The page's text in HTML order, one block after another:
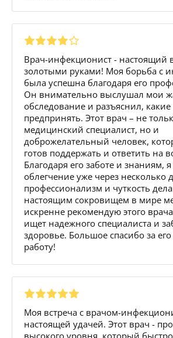
Врач-инфекционист - настоящий
золотыми руками! Моя борьба с
была успешна благодаря его
Он внимательно выслушал мои
обследование и разъяснил,
предпринять. Этот врач – не
медицинский специалист, но и
доброжелательный человек,
готов поддержать и ответить на
Благодаря его заботе и знаниям,
облегчение уже через несколько
профессионализм и чуткость
настоящим сокровищем в мире
искренне рекомендую этого
ищет надежного специалиста и
здоровье. Большое спасибо за
работу!
Моя встреча с врачом-
настоящей удачей. Этот врач -
высокого уровня, который